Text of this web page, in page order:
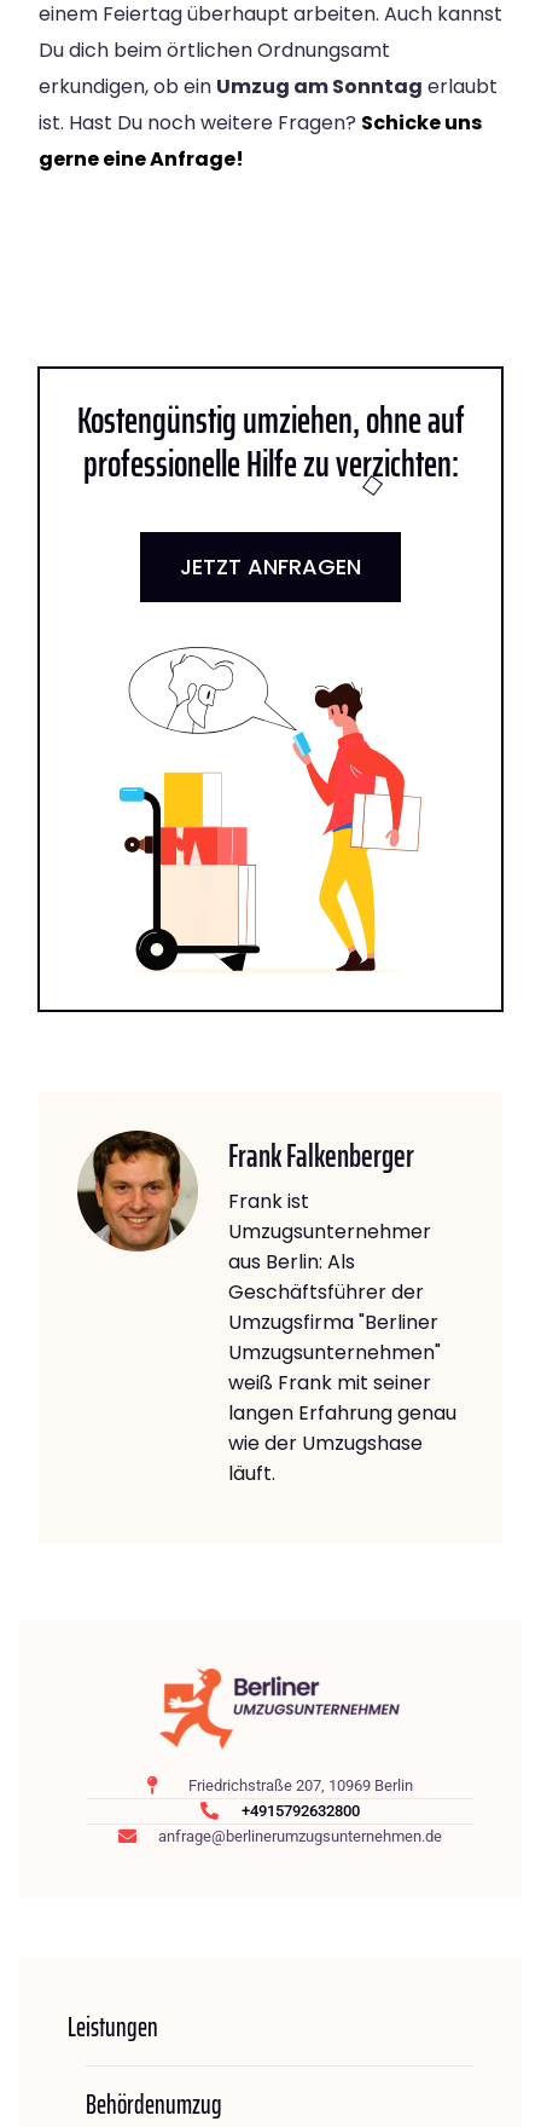
einem Feiertag überhaupt arbeiten. Auch kannst
Du dich beim örtlichen Ordnungsamt
erkundigen, ob ein Umzug am Sonntag erlaubt
ist. Hast Du noch weitere Fragen? Schicke uns
gerne eine Anfrage!
Kostengünstig umziehen, ohne auf
professionelle Hilfe zu verzichten:
JETZT ANFRAGEN
Frank Falkenberger
Frank ist
Umzugsunternehmer
aus Berlin: Als
Geschäftsführer der
Umzugsfirma "Berliner
Umzugsunternehmen"
weiß Frank mit seiner
langen Erfahrung genau
wie der Umzugshase
läuft.
Friedrichstraße 207, 10969 Berlin
+4915792632800
anfrage@berlinerumzugsunternehmen.de
Leistungen
Behördenumzug